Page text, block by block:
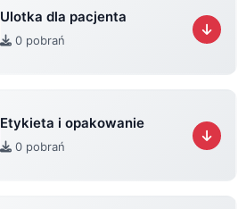
Ulotka dla pacjenta
0 pobrań
Etykieta i opakowanie
0 pobrań